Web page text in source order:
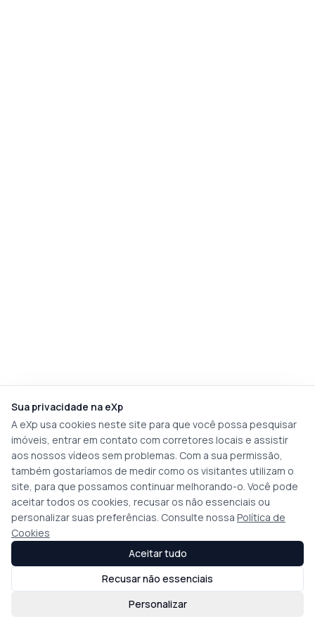
Sua privacidade na eXp
A eXp usa cookies neste site para que você possa pesquisar
imóveis, entrar em contato com corretores locais e assistir
aos nossos vídeos sem problemas. Com a sua permissão,
também gostaríamos de medir como os visitantes utilizam o
site, para que possamos continuar melhorando-o. Você pode
aceitar todos os cookies, recusar os não essenciais ou
personalizar suas preferências. Consulte nossa Política de
Cookies
Personalizar
Recusar não essenciais
Aceitar tudo